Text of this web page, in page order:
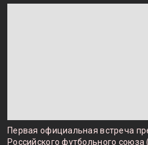
Первая официальная встреча
Российского футбольного